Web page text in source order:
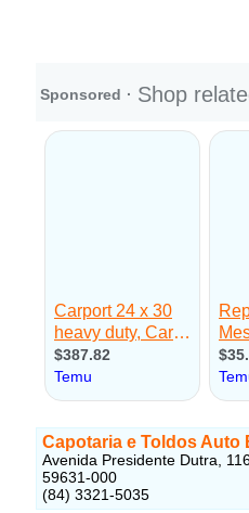
Capotaria e Toldos Auto
Avenida Presidente Dutra,
59631-000
(84) 3321-5035